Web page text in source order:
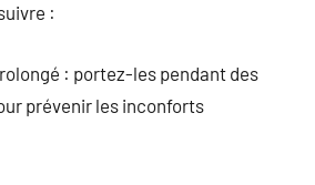
:
: portez-les pendant des
prévenir les inconforts